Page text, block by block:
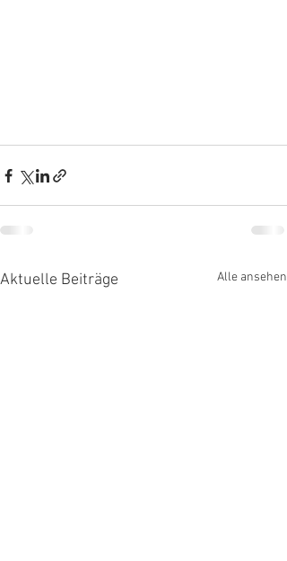
Aktuelle Beiträge Alle ansehen